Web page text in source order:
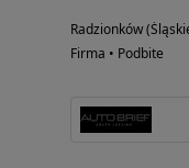
Radzionków
Firma • Podbite